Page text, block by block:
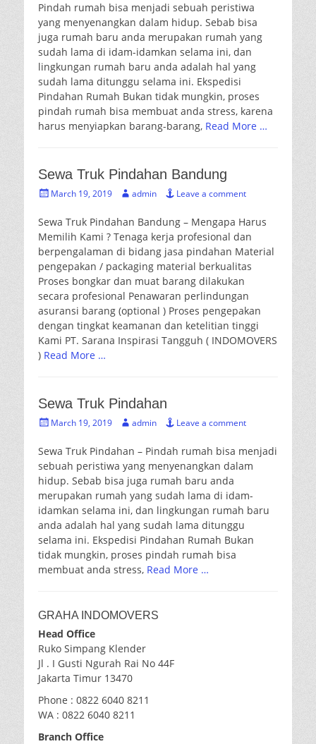
Pindah rumah bisa menjadi sebuah peristiwa
yang menyenangkan dalam hidup. Sebab bisa
juga rumah baru anda merupakan rumah yang
sudah lama di idam-idamkan selama ini, dan
lingkungan rumah baru anda adalah hal yang
sudah lama ditunggu selama ini. Ekspedisi
Pindahan Rumah Bukan tidak mungkin, proses
pindah rumah bisa membuat anda stress, karena
harus menyiapkan barang-barang, Read More …
Sewa Truk Pindahan Bandung
PostedMarch 19, 2019 Author
admin Leave a comment
Sewa Truk Pindahan Bandung – Mengapa Harus
Memilih Kami ? Tenaga kerja profesional dan
berpengalaman di bidang jasa pindahan Material
pengepakan / packaging material berkualitas
Proses bongkar dan muat barang dilakukan
secara profesional Penawaran perlindungan
asuransi barang (optional ) Proses pengepakan
dengan tingkat keamanan dan ketelitian tinggi
Kami PT. Sarana Inspirasi Tangguh ( INDOMOVERS
) Read More …
Sewa Truk Pindahan
PostedMarch 19, 2019 Author
admin Leave a comment
Sewa Truk Pindahan – Pindah rumah bisa menjadi
sebuah peristiwa yang menyenangkan dalam
hidup. Sebab bisa juga rumah baru anda
merupakan rumah yang sudah lama di idam-
idamkan selama ini, dan lingkungan rumah baru
anda adalah hal yang sudah lama ditunggu
selama ini. Ekspedisi Pindahan Rumah Bukan
tidak mungkin, proses pindah rumah bisa
membuat anda stress, Read More …
GRAHA INDOMOVERS
Head Office
Ruko Simpang Klender
Jl . I Gusti Ngurah Rai No 44F
Jakarta Timur 13470
Phone : 0822 6040 8211
WA : 0822 6040 8211
Branch Office